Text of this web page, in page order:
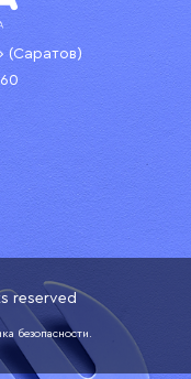
60
reserved
безопасности.